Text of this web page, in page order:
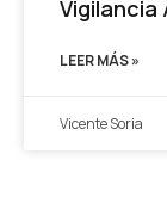
Vigilancia
LEER MÁS »
Vicente Soria